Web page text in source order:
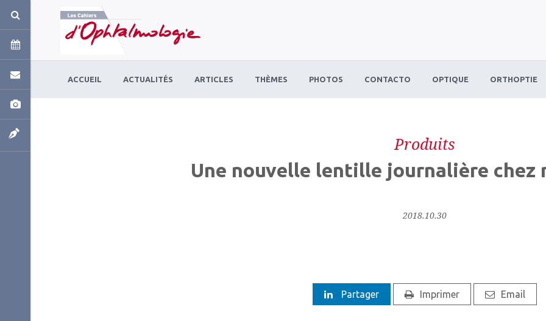
ACCUEIL ACTUALITÉS ARTICLES THÈMES PHOTOS CONTACTO OPTIQUE ORTHOPTIE
Produits
Une nouvelle lentille journalière chez
2018.10.30
Partager Imprimer Email
Panneau de gestion des cookies